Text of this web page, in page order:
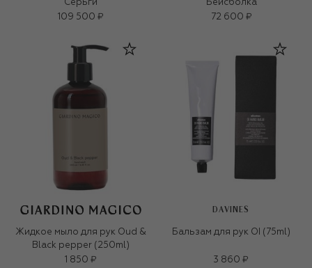
Серьги
109 500 ₽
Бейсболка
72 600 ₽
Жидкое мыло для рук Oud &
Black pepper (250ml)
1 850 ₽
DAVINES
Бальзам для рук OI (75ml)
3 860 ₽